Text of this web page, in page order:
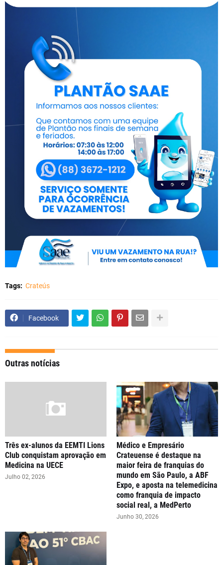
Tags: Crateús
Facebook
Outras notícias
Três ex-alunos da EEMTI Lions
Club conquistam aprovação em
Medicina na UECE
Julho 02, 2026
Médico e Empresário
Crateuense é destaque na
maior feira de franquias do
mundo em São Paulo, a ABF
Expo, e aposta na telemedicina
como franquia de impacto
social real, a MedPerto
Junho 30, 2026